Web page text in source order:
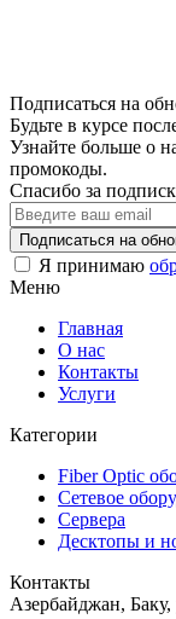
Подписаться на
Будьте в курсе
Узнайте больше о
промокоды.
Спасибо за
Я принимаю
Меню
Главная
О нас
Контакты
Услуги
Категории
Fiber Optic
Сетевое
Сервера
Десктопы и
Контакты
Азербайджан,